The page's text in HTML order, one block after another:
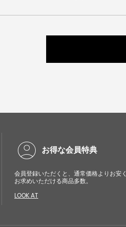
account_circle お得な会員特典
会員登録いただくと、通常価格よりお安く
お求めいただける商品多数。
LOOK AT